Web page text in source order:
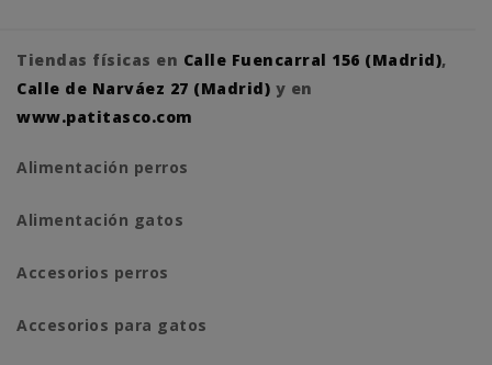
Tiendas físicas en Calle Fuencarral 156 (Madrid),
Calle de Narváez 27 (Madrid) y en
www.patitasco.com
Alimentación perros
Alimentación gatos
Accesorios perros
Accesorios para gatos